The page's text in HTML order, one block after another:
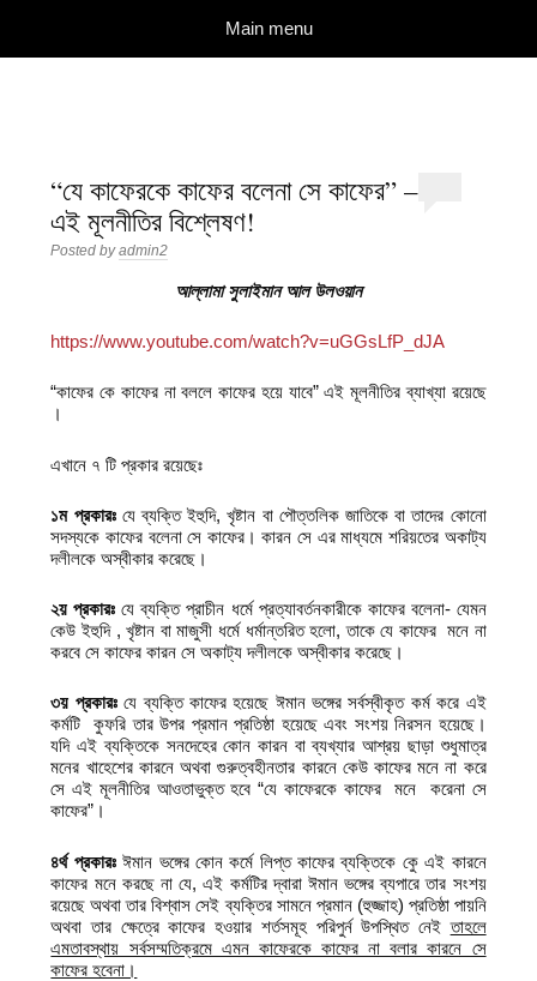
Main menu
“যে কাফেরকে কাফের বলেনা সে কাফের” –
এই মূলনীতির বিশ্লেষণ!
Posted byadmin2
আল্লামা সুলাইমান আল উলওয়ান
https://www.youtube.com/watch?v=uGGsLfP_dJA
“কাফের কে কাফের না বললে কাফের হয়ে যাবে” এই মূলনীতির ব্যাখ্যা রয়েছে
।
এখানে ৭ টি প্রকার রয়েছেঃ
১ম প্রকারঃযে ব্যক্তি ইহুদি, খৃষ্টান বা পৌত্তলিক জাতিকে বা তাদের কোনো
সদস্যকে কাফের বলেনা সে কাফের। কারন সে এর মাধ্যমে শরিয়তের অকাট্য
দলীলকে অস্বীকার করেছে।
২য় প্রকারঃ যে ব্যক্তি প্রাচীন ধর্মে প্রত্যাবর্তনকারীকে কাফের বলেনা- যেমন
কেউ ইহুদি , খৃষ্টান বা মাজুসী ধর্মে ধর্মান্তরিত হলো, তাকে যে কাফের মনে না
করবে সে কাফের কারন সে অকাট্য দলীলকে অস্বীকার করেছে।
৩য় প্রকারঃযে ব্যক্তি কাফের হয়েছে ঈমান ভঙ্গের সর্বস্বীকৃত কর্ম করে এই
কর্মটি কুফরি তার উপর প্রমান প্রতিষ্ঠা হয়েছে এবং সংশয় নিরসন হয়েছে।
যদি এই ব্যক্তিকে সনদেহের কোন কারন বা ব্যখ্যার আশ্রয় ছাড়া শুধুমাত্র
মনের খাহেশের কারনে অথবা গুরুত্বহীনতার কারনে কেউ কাফের মনে না করে
সে এই মূলনীতির আওতাভুক্ত হবে “যে কাফেরকে কাফের মনে করেনা সে
কাফের”।
৪র্থ প্রকারঃঈমান ভঙ্গের কোন কর্মে লিপ্ত কাফের ব্যক্তিকে কেু এই কারনে
কাফের মনে করছে না যে, এই কর্মটির দ্বারা ঈমান ভঙ্গের ব্যপারে তার সংশয়
রয়েছে অথবা তার বিশ্বাস সেই ব্যক্তির সামনে প্রমান (হুজ্জাহ) প্রতিষ্ঠা পায়নি
অথবা তার ক্ষেত্রে কাফের হওয়ার শর্তসমূহ পরিপুর্ন উপস্থিত নেইতাহলে
এমতাবস্থায় সর্বসম্মতিক্রমে এমন কাফেরকে কাফের না বলার কারনে সে
কাফের হবেনা।